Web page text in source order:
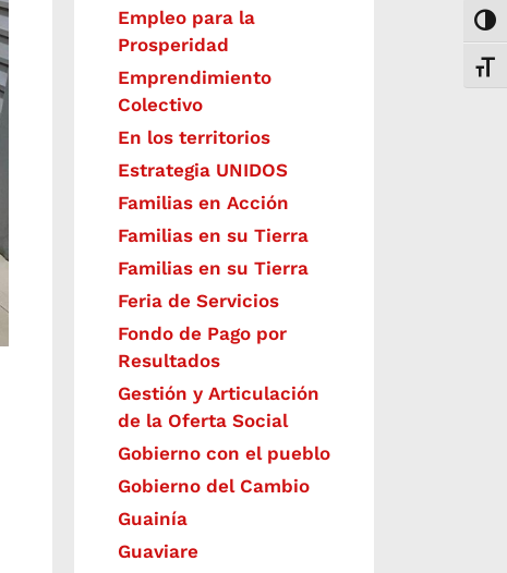
Empleo para la
Prosperidad
Emprendimiento
Colectivo
En los territorios
Estrategia UNIDOS
Familias en Acción
Familias en su Tierra
Familias en su Tierra
Feria de Servicios
Fondo de Pago por
Resultados
Gestión y Articulación
de la Oferta Social
Gobierno con el pueblo
Gobierno del Cambio
Guainía
Guaviare